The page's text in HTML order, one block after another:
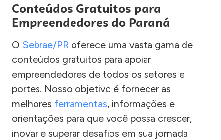
Conteúdos Gratuitos para
Empreendedores do Paraná
O Sebrae/PR oferece uma vasta gama de
conteúdos gratuitos para apoiar
empreendedores de todos os setores e
portes. Nosso objetivo é fornecer as
melhores ferramentas, informações e
orientações para que você possa crescer,
inovar e superar desafios em sua jornada